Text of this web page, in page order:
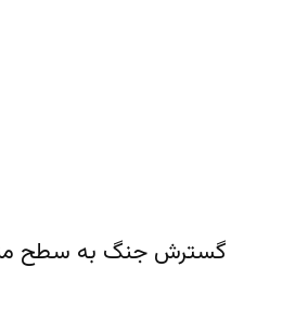
گسترش جنگ به سطح